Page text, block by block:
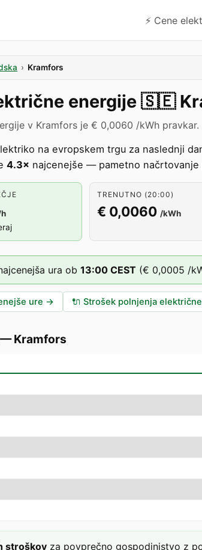
⚡️ Cene
› Kramfors
energije 🇸🇪
v Kramfors je € 0,0060 /kWh pravkar.
na evropskem trgu za naslednji
4.3× najcenejše — pametno načrtovanje
TRENUTNO (20:00)
€ 0,0060 /kWh
ura ob 13:00 CEST (€ 0,0005 /
ure → 🔌 Strošek polnjenja
—Kramfors
stroškov za povprečno gospodinjstvo z